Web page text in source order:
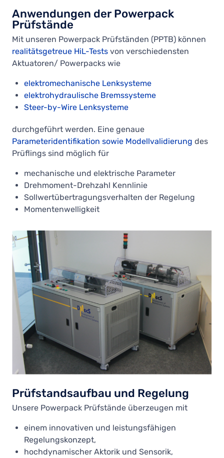
Anwendungen der Powerpack
Prüfstände
Mit unseren Powerpack Prüfständen (PPTB) können
realitätsgetreue HiL-Tests von verschiedensten
Aktuatoren/ Powerpacks wie
elektromechanische Lenksysteme
elektrohydraulische Bremssysteme
Steer-by-Wire Lenksysteme
durchgeführt werden. Eine genaue
Parameteridentifikation sowie Modellvalidierung des
Prüflings sind möglich für
mechanische und elektrische Parameter
Drehmoment-Drehzahl Kennlinie
Sollwertübertragungsverhalten der Regelung
Momentenwelligkeit
Prüfstandsaufbau und Regelung
Unsere Powerpack Prüfstände überzeugen mit
einem innovativen und leistungsfähigen
Regelungskonzept,
hochdynamischer Aktorik und Sensorik,